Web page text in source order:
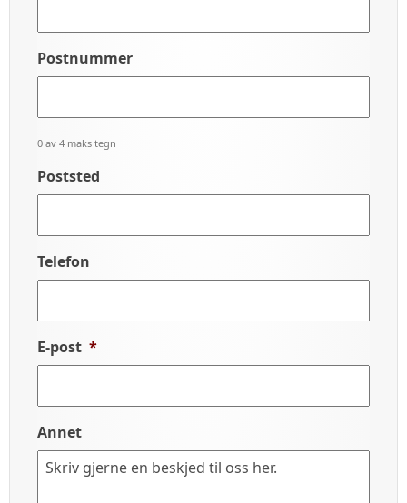
Postnummer
0 av 4 maks tegn
Poststed
Telefon
E-post *
Annet